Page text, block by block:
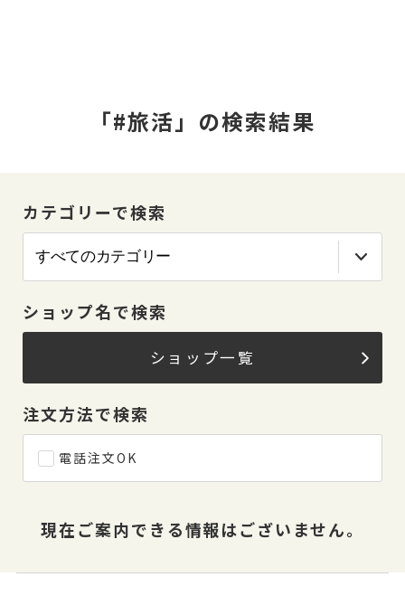
「#旅活」の検索結果
カテゴリーで検索
ショップ名で検索
ショップ一覧
注文方法で検索
電話注文OK
現在ご案内できる情報はございません。